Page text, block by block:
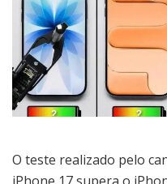
O teste realizado pelo